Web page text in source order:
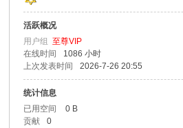
活跃概况
用户组至尊VIP
在线时间
1086 小时
上次发表时间
2026-7-26 20:55
统计信息
已用空间
0 B
贡献
0